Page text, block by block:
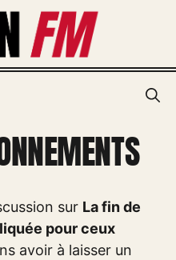
sur La fin de
pour ceux
avoir à laisser un